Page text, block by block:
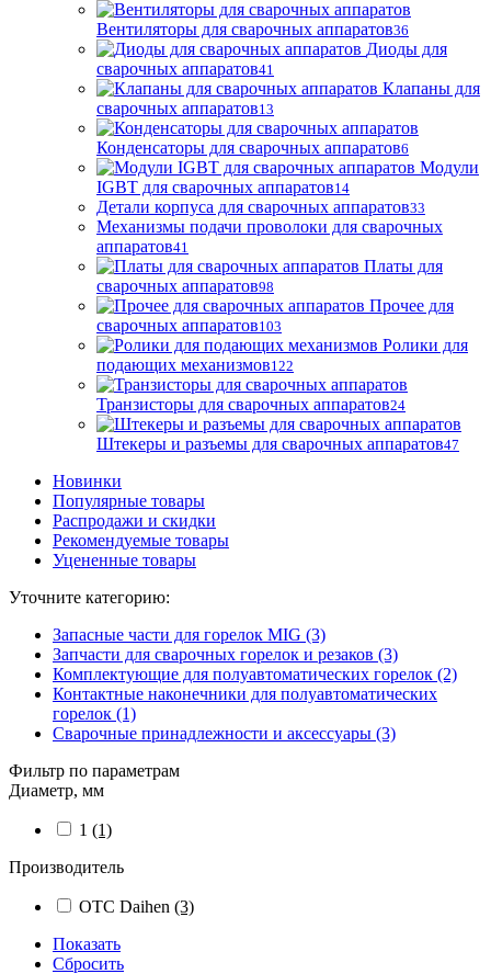
Вентиляторы для сварочных аппаратов36
Диоды для
сварочных аппаратов41
Клапаны для
сварочных аппаратов13
Конденсаторы для сварочных аппаратов6
Модули
IGBT для сварочных аппаратов14
Детали корпуса для сварочных аппаратов33
Механизмы подачи проволоки для сварочных
аппаратов41
Платы для
сварочных аппаратов98
Прочее для
сварочных аппаратов103
Ролики для
подающих механизмов122
Транзисторы для сварочных аппаратов24
Штекеры и разъемы для сварочных аппаратов47
Новинки
Популярные товары
Распродажи и скидки
Рекомендуемые товары
Уцененные товары
Уточните категорию:
Запасные части для горелок MIG (3)
Запчасти для сварочных горелок и резаков (3)
Комплектующие для полуавтоматических горелок (2)
Контактные наконечники для полуавтоматических
горелок (1)
Сварочные принадлежности и аксессуары (3)
Фильтр по параметрам
Диаметр, мм
1 (1)
Производитель
OTC Daihen (3)
Показать
Сбросить